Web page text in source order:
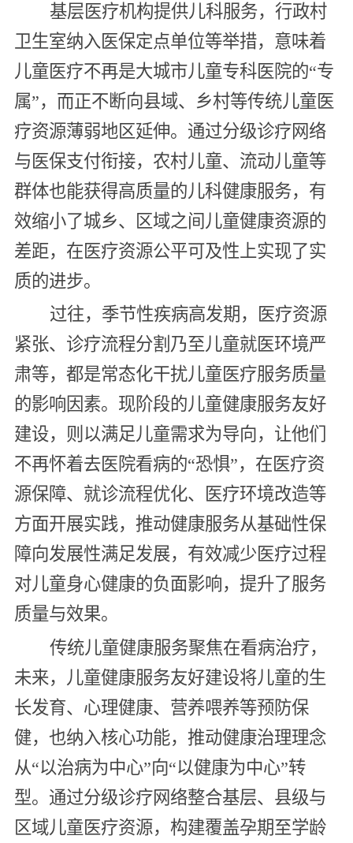
基层医疗机构提供儿科服务，行政村
卫生室纳入医保定点单位等举措，意味着
儿童医疗不再是大城市儿童专科医院的“专
属”，而正不断向县域、乡村等传统儿童医
疗资源薄弱地区延伸。通过分级诊疗网络
与医保支付衔接，农村儿童、流动儿童等
群体也能获得高质量的儿科健康服务，有
效缩小了城乡、区域之间儿童健康资源的
差距，在医疗资源公平可及性上实现了实
质的进步。
过往，季节性疾病高发期，医疗资源
紧张、诊疗流程分割乃至儿童就医环境严
肃等，都是常态化干扰儿童医疗服务质量
的影响因素。现阶段的儿童健康服务友好
建设，则以满足儿童需求为导向，让他们
不再怀着去医院看病的“恐惧”，在医疗资
源保障、就诊流程优化、医疗环境改造等
方面开展实践，推动健康服务从基础性保
障向发展性满足发展，有效减少医疗过程
对儿童身心健康的负面影响，提升了服务
质量与效果。
传统儿童健康服务聚焦在看病治疗，
未来，儿童健康服务友好建设将儿童的生
长发育、心理健康、营养喂养等预防保
健，也纳入核心功能，推动健康治理理念
从“以治病为中心”向“以健康为中心”转
型。通过分级诊疗网络整合基层、县级与
区域儿童医疗资源，构建覆盖孕期至学龄